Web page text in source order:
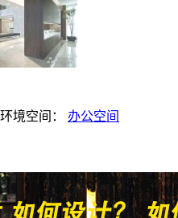
环境空间：
办公空间